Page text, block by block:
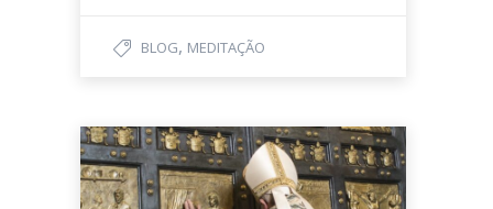
BLOG, MEDITAÇÃO